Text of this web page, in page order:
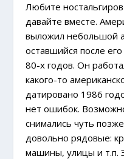
Любите
давайте вместе.
выложил небольшой
оставшийся после
80-х годов. Он
какого-то
датировано 1986
нет ошибок.
снимались чуть
довольно рядовые:
машины, улицы и т.п.